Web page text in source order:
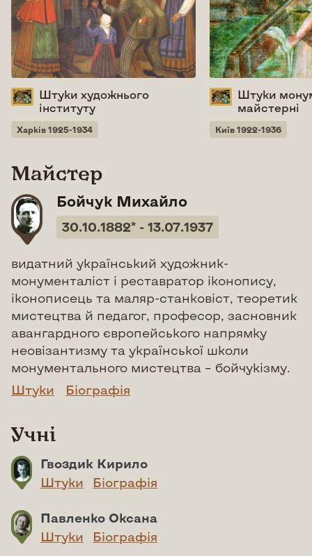
Штуки художнього
інституту
Харків 1925-1934
Штуки
майстерні
Київ 1922-1936
Майстер
Бойчук Михайло
30.10.1882* - 13.07.1937
видатний український художник-
монументаліст і реставратор іконопису,
іконописець та маляр-станковіст, теоретик
мистецтва й педагог, професор, засновник
авангардного європейського напрямку
неовізантизму та української школи
монументального мистецтва – бойчукізму.
Штуки
Біографія
Учні
Гвоздик Кирило
Штуки
Біографія
Павленко Оксана
Штуки
Біографія